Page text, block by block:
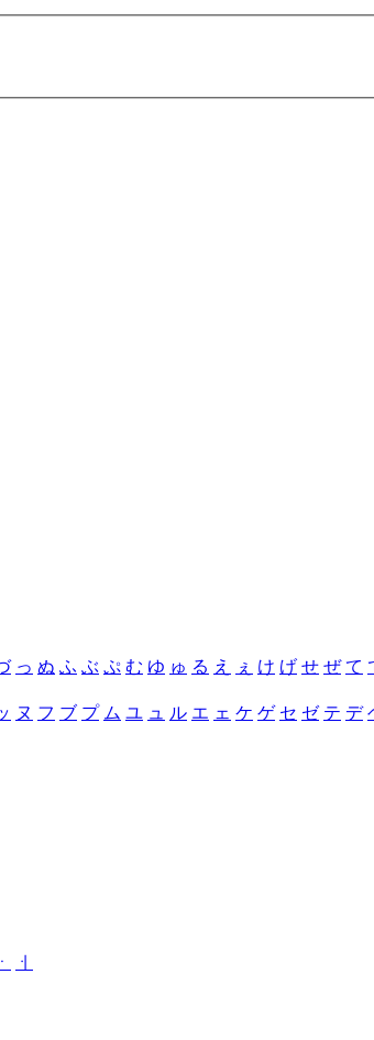
っ ぬ ふ ぶ ぷ む ゆ ゅ る え ぇ け げ せ ぜ て
ヌ フ ブ プ ム ユ ュ ル エ ェ ケ ゲ セ ゼ テ デ
ㆍ
ㆎ